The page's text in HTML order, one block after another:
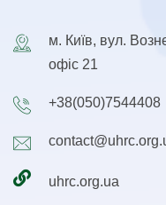
м. Київ, вул.
офіс 21
+38(050)7544408
uhrc.org.ua